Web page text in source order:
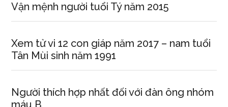
Vận mệnh người tuổi Tý năm 2015
Xem tử vi 12 con giáp năm 2017 – nam tuổi
Tân Mùi sinh năm 1991
Người thích hợp nhất đối với đàn ông nhóm
máu B